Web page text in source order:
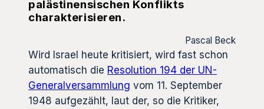
palästinensischen Konflikts
charakterisieren.
Pascal Beck
Wird Israel heute kritisiert, wird fast schon
automatisch die Resolution 194 der UN-
Generalversammlung vom 11. September
1948 aufgezählt, laut der, so die Kritiker,